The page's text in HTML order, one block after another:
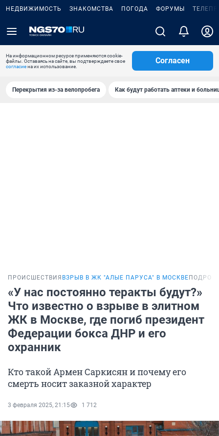
НЕДВИЖИМОСТЬ ЗНАКОМСТВА ПОГОДА ФОРУМЫ
На информационном ресурсе применяются cookie-
файлы. Оставаясь на сайте, вы подтверждаете свое
согласиена их использование.
Согласен
Перекрытия из-за велопробега Как будут работать аптеки и
ПРОИСШЕСТВИЯ ВЗРЫВ В ЖК "АЛЫЕ ПАРУСА" В МОСКВЕ
«У нас постоянно теракты будут?»
Что известно о взрыве в элитном
ЖК в Москве, где погиб президент
Федерации бокса ДНР и его
охранник
Кто такой Армен Саркисян и почему его
смерть носит заказной характер
3 февраля 2025, 21:15 1 712